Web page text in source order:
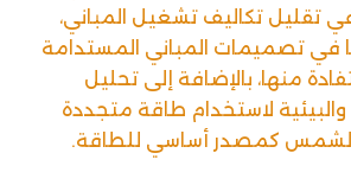
تقليل تكاليف تشغيل المباني،
تصميمات المباني المستدامة
منها، بالإضافة إلى تحليل
والبيئية لاستخدام طاقة متجددة
كمصدر أساسي للطاقة.